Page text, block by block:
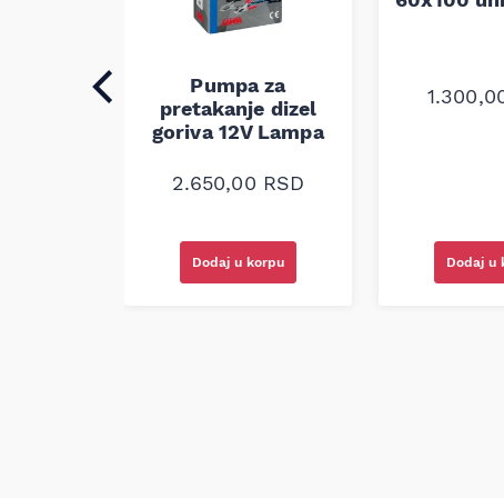
Pumpa za
pretakanje dizel
goriva 12V Lampa
2.650,00 RSD
Dodaj u korpu Dodaj u